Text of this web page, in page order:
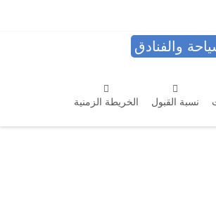
والفنادق
نسبة القبول الخريطة الزمنية